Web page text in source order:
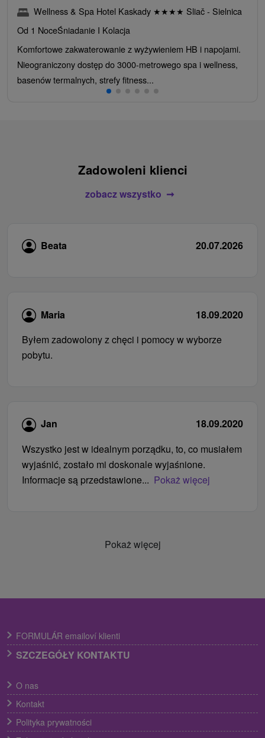
Wellness & Spa Hotel Kaskady ★★★★ Sliač - Sielnica
Od 1 NoceŚniadanie I Kolacja
Komfortowe zakwaterowanie z wyżywieniem HB i napojami.
Nieograniczony dostęp do 3000-metrowego spa i wellness,
basenów termalnych, strefy fitness...
Zadowoleni klienci
zobacz wszystko
Beata 20.07.2026
Maria
18.09.2020
Byłem zadowolony z chęci i pomocy w wyborze
pobytu.
Jan
18.09.2020
Wszystko jest w idealnym porządku, to, co musiałem
wyjaśnić, zostało mi doskonale wyjaśnione.
Informacje są przedstawione... Pokaż więcej
Pokaż więcej
FORMULÁR emailoví klienti
SZCZEGÓŁY KONTAKTU
O nas
Kontakt
Polityka prywatności